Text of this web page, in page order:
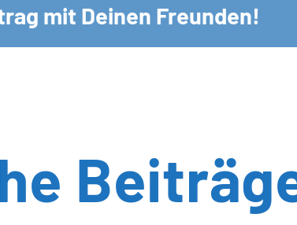
mit Deinen Freunden!